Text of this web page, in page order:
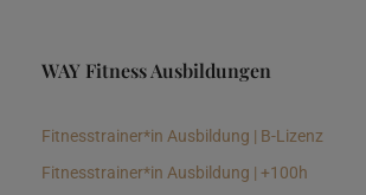
WAY Fitness Ausbildungen
Fitnesstrainer*in Ausbildung | B-Lizenz
Fitnesstrainer*in Ausbildung | +100h